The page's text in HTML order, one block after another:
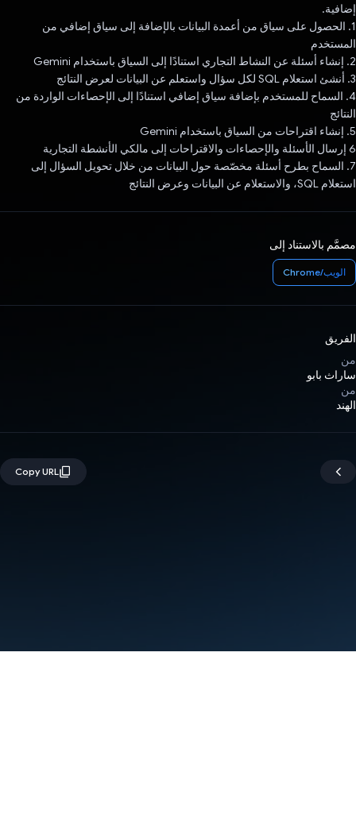
إضافية.
1. الحصول على سياق من أعمدة البيانات بالإضافة إلى سياق إضافي من
المستخدم
2. إنشاء أسئلة عن النشاط التجاري استنادًا إلى السياق باستخدام Gemini
3. أنشئ استعلام SQL لكل سؤال واستعلم عن البيانات لعرض النتائج
4. السماح للمستخدم بإضافة سياق إضافي استنادًا إلى الإحصاءات الواردة من
النتائج
5. إنشاء اقتراحات من السياق باستخدام Gemini
6 إرسال الأسئلة والإحصاءات والاقتراحات إلى مالكي الأنشطة التجارية
7. السماح بطرح أسئلة مخصّصة حول البيانات من خلال تحويل السؤال إلى
استعلام SQL، والاستعلام عن البيانات وعرض النتائج
مصمَّم بالاستناد إلى
الويب/Chrome
الفريق
من
ساراث بابو
من
الهند